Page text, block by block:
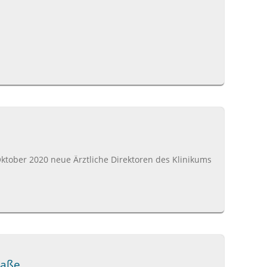
2020 neue Ärztliche Direktoren des Klinikums